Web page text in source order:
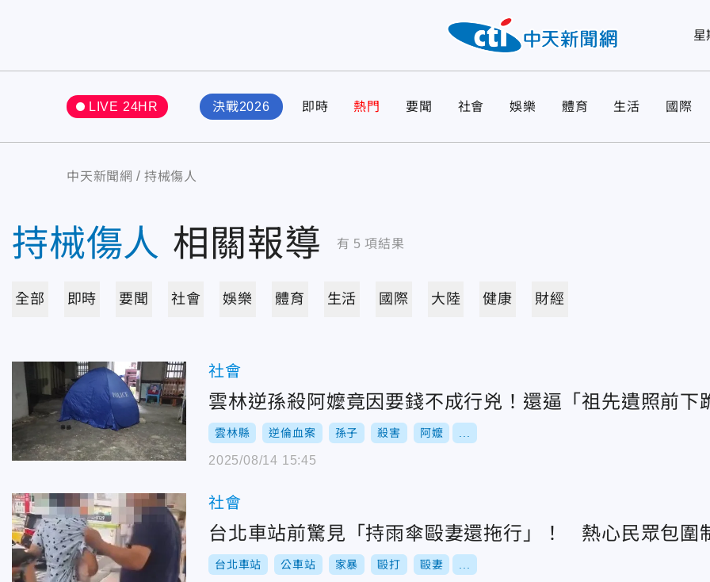
星
LIVE 24HR 決戰2026 即時 熱門 要聞 社會 娛樂 體育 生活 國際
中天新聞網 持械傷人
持械傷人 相關報導 有 5 項結果
全部 即時 要聞 社會 娛樂 體育 生活 國際 大陸 健康 財經
社會
雲林逆孫殺阿嬤竟因要錢不成行兇！還逼「祖先遺照前下
雲林縣 逆倫血案 孫子 殺害 阿嬤
2025/08/14 15:45
社會
台北車站前驚見「持雨傘毆妻還拖行」！ 熱心民眾包圍
台北車站 公車站 家暴 毆打 毆妻